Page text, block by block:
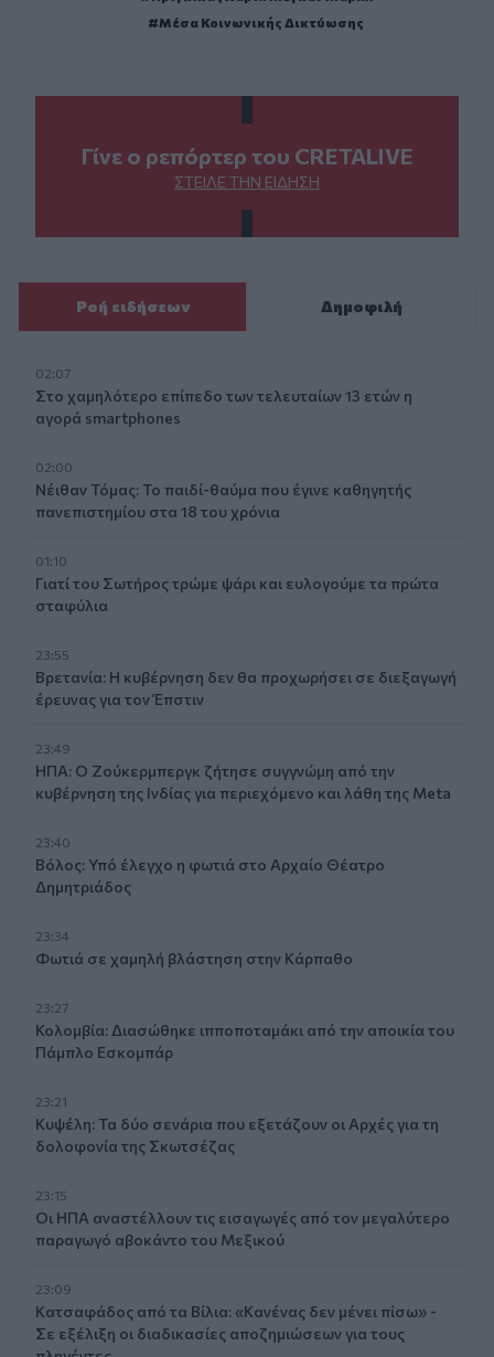
Μέσα Κοινωνικής Δικτύωσης
Γίνε ο ρεπόρτερ του CRETALIVE
ΣΤΕΊΛΕ ΤΗΝ ΕΊΔΗΣΗ
Ροή ειδήσεων Δημοφιλή
02:07
Στο χαμηλότερο επίπεδο των τελευταίων 13 ετών η
αγορά smartphones
02:00
Νέιθαν Τόμας: Το παιδί-θαύμα που έγινε καθηγητής
πανεπιστημίου στα 18 του χρόνια
01:10
Γιατί του Σωτήρος τρώμε ψάρι και ευλογούμε τα πρώτα
σταφύλια
23:55
Βρετανία: Η κυβέρνηση δεν θα προχωρήσει σε διεξαγωγή
έρευνας για τον Έπστιν
23:49
ΗΠΑ: Ο Ζούκερμπεργκ ζήτησε συγγνώμη από την
κυβέρνηση της Ινδίας για περιεχόμενο και λάθη της Meta
23:40
Βόλος: Υπό έλεγχο η φωτιά στο Αρχαίο Θέατρο
Δημητριάδος
23:34
Φωτιά σε χαμηλή βλάστηση στην Κάρπαθο
23:27
Κολομβία: Διασώθηκε ιπποποταμάκι από την αποικία του
Πάμπλο Εσκομπάρ
23:21
Κυψέλη: Τα δύο σενάρια που εξετάζουν οι Αρχές για τη
δολοφονία της Σκωτσέζας
23:15
Οι ΗΠΑ αναστέλλουν τις εισαγωγές από τον μεγαλύτερο
παραγωγό αβοκάντο του Μεξικού
23:09
Κατσαφάδος από τα Βίλια: «Κανένας δεν μένει πίσω» -
Σε εξέλιξη οι διαδικασίες αποζημιώσεων για τους